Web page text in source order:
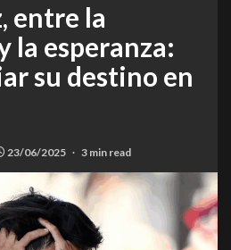
entre la
la esperanza:
su destino en
23/06/2025 3 min read